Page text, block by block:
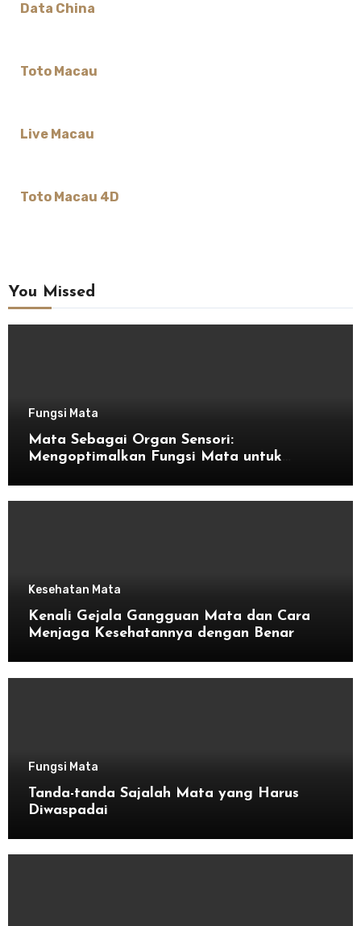
Data China
Toto Macau
Live Macau
Toto Macau 4D
You Missed
Fungsi Mata
Mata Sebagai Organ Sensori:
Mengoptimalkan Fungsi Mata untuk
Kesehatan Mata
Kenali Gejala Gangguan Mata dan Cara
Menjaga Kesehatannya dengan Benar
Fungsi Mata
Tanda-tanda Sajalah Mata yang Harus
Diwaspadai